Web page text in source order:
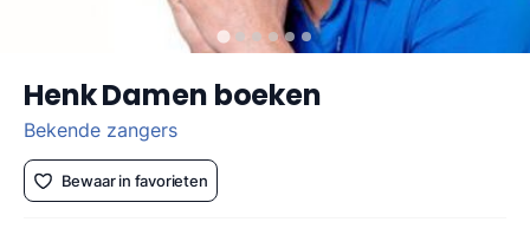
Henk Damen boeken
Bekende zangers
Bewaar in favorieten